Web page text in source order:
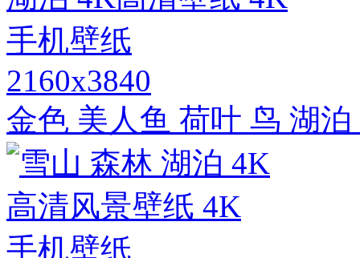
2160x3840
金色 美人鱼 荷叶 鸟 湖